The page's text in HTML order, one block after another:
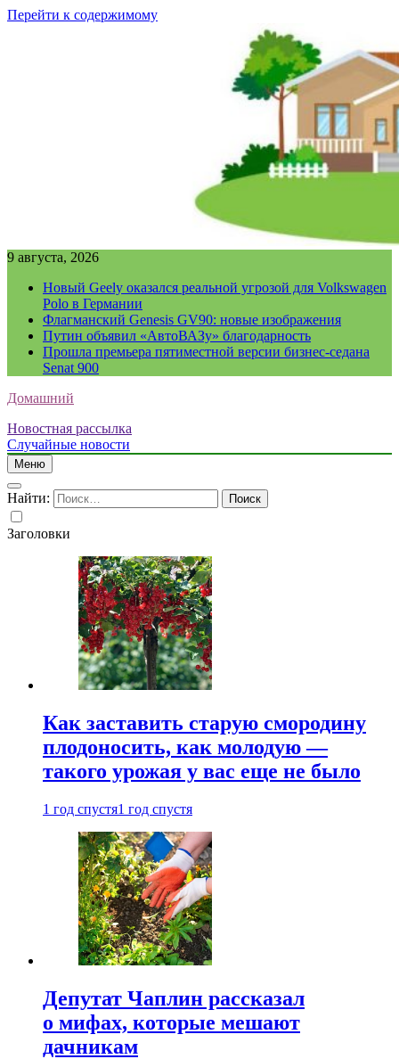
Перейти к содержимому
9 августа, 2026
Новый Geely оказался реальной угрозой для Volkswagen
Polo в Германии
Флагманский Genesis GV90: новые изображения
Путин объявил «АвтоВАЗу» благодарность
Прошла премьера пятиместной версии бизнес-седана
Senat 900
Домашний
Новостная рассылка
Случайные новости
Меню
Найти:
Заголовки
Как заставить старую смородину
плодоносить, как молодую —
такого урожая у вас еще не было
1 год спустя1 год спустя
Депутат Чаплин рассказал
о мифах, которые мешают
дачникам